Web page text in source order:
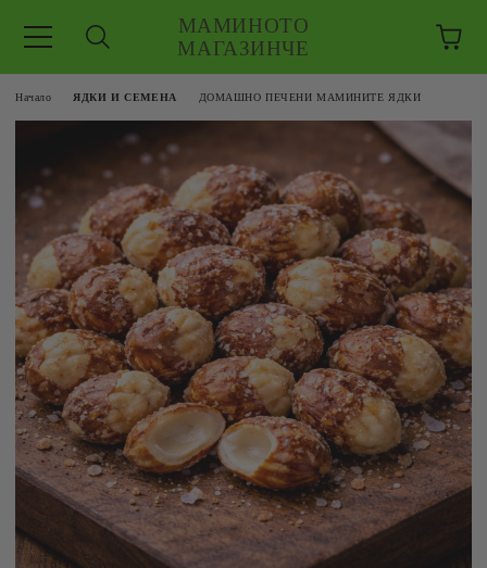
МАМИНОТО
МАГАЗИНЧЕ
Начало ЯДКИ И СЕМЕНА ДОМАШНО ПЕЧЕНИ МАМИНИТЕ ЯДКИ